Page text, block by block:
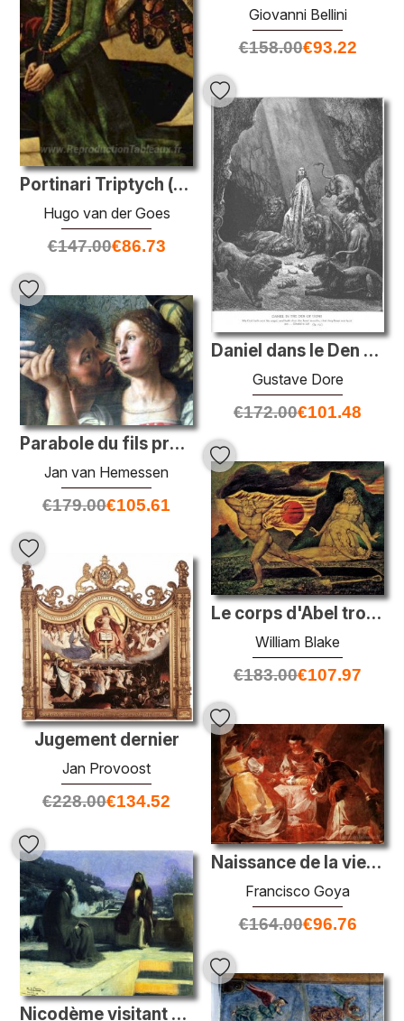
Giovanni Bellini
€158.00€93.22
Portinari Triptych (détail)
Hugo van der Goes
€147.00€86.73
Daniel dans le Den of Lions
Gustave Dore
€172.00€101.48
Parabole du fils prodigue (détail)
Jan van Hemessen
€179.00€105.61
Le corps d'Abel trouvé par Adam & Eve
William Blake
€183.00€107.97
Jugement dernier
Jan Provoost
€228.00€134.52
Naissance de la vierge
Francisco Goya
€164.00€96.76
Nicodème visitant Jésus